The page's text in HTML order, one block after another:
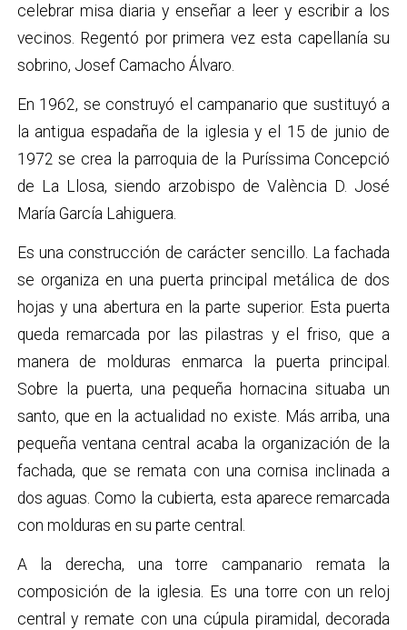
celebrar misa diaria y enseñar a leer y escribir a los
vecinos. Regentó por primera vez esta capellanía su
sobrino, Josef Camacho Álvaro.
En 1962, se construyó el campanario que sustituyó a
la antigua espadaña de la iglesia y el 15 de junio de
1972 se crea la parroquia de la Puríssima Concepció
de La Llosa, siendo arzobispo de València D. José
María García Lahiguera.
Es una construcción de carácter sencillo. La fachada
se organiza en una puerta principal metálica de dos
hojas y una abertura en la parte superior. Esta puerta
queda remarcada por las pilastras y el friso, que a
manera de molduras enmarca la puerta principal.
Sobre la puerta, una pequeña hornacina situaba un
santo, que en la actualidad no existe. Más arriba, una
pequeña ventana central acaba la organización de la
fachada, que se remata con una cornisa inclinada a
dos aguas. Como la cubierta, esta aparece remarcada
con molduras en su parte central.
A la derecha, una torre campanario remata la
composición de la iglesia. Es una torre con un reloj
central y remate con una cúpula piramidal, decorada